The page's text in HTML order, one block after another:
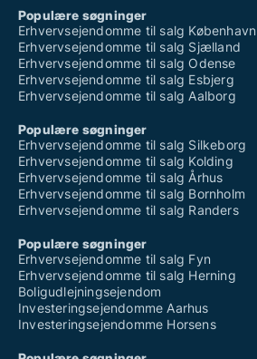
Populære søgninger
Erhvervsejendomme til salg København
Erhvervsejendomme til salg Sjælland
Erhvervsejendomme til salg Odense
Erhvervsejendomme til salg Esbjerg
Erhvervsejendomme til salg Aalborg
Populære søgninger
Erhvervsejendomme til salg Silkeborg
Erhvervsejendomme til salg Kolding
Erhvervsejendomme til salg Århus
Erhvervsejendomme til salg Bornholm
Erhvervsejendomme til salg Randers
Populære søgninger
Erhvervsejendomme til salg Fyn
Erhvervsejendomme til salg Herning
Boligudlejningsejendom
Investeringsejendomme Aarhus
Investeringsejendomme Horsens